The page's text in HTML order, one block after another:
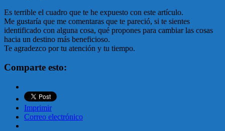
Es terrible el cuadro que te he expuesto con este artículo.
Me gustaría que me comentaras que te pareció, si te sientes
identificado con alguna cosa, qué propones para cambiar las cosas
hacia un destino más beneficioso.
Te agradezco por tu atención y tu tiempo.
Comparte esto:
Imprimir
Correo electrónico